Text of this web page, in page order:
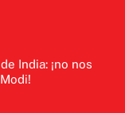
India: ¡no nos